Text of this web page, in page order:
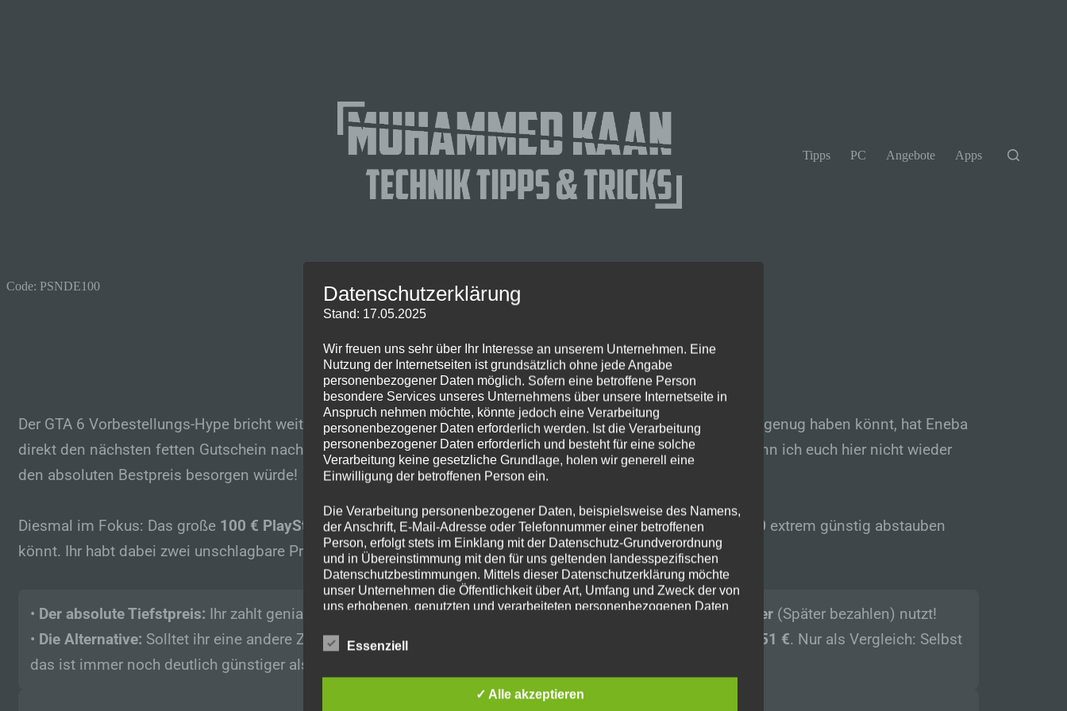
Tipps PC Angebote Apps
Code: PSNDE100
Der GTA 6 Vorbestellungs-Hype bricht weiterhin alle Rekorde! Und weil ihr euer PSN-Konto aktuell gar nicht voll genug haben könnt, hat Eneba
direkt den nächsten fetten Gutschein nachgelegt. Ihr kennt das Spiel: Ich wäre nicht euer Muhammed Kaan, wenn ich euch hier nicht wieder
den absoluten Bestpreis besorgen würde!
Diesmal im Fokus: Das große 100 € PlayStation Guthaben, das ihr mit dem brandneuen RabattcodePSNDE100 extrem günstig abstauben
könnt. Ihr habt dabei zwei unschlagbare Preis-Optionen an der Kasse:
• Der absolute Tiefstpreis: Ihr zahlt geniale 80,23 €für die 100 € Karte, wenn ihr an der KassePayPal Pay Later (Später bezahlen) nutzt!
• Die Alternative: Solltet ihr eine andere Zahlungsmethode wählen, landet ihr bei ebenfalls extrem starken 81,51 €. Nur als Vergleich: Selbst
das ist immer noch deutlich günstiger als bei allen anderen Guthaben-Anbietern im Netz!
Datenschutzerklärung
Stand: 17.05.2025
Wir freuen uns sehr über Ihr Interesse an unserem Unternehmen. Eine
Nutzung der Internetseiten ist grundsätzlich ohne jede Angabe
personenbezogener Daten möglich. Sofern eine betroffene Person
besondere Services unseres Unternehmens über unsere Internetseite in
Anspruch nehmen möchte, könnte jedoch eine Verarbeitung
personenbezogener Daten erforderlich werden. Ist die Verarbeitung
personenbezogener Daten erforderlich und besteht für eine solche
Verarbeitung keine gesetzliche Grundlage, holen wir generell eine
Einwilligung der betroffenen Person ein.
Die Verarbeitung personenbezogener Daten, beispielsweise des Namens,
der Anschrift, E-Mail-Adresse oder Telefonnummer einer betroffenen
Person, erfolgt stets im Einklang mit der Datenschutz-Grundverordnung
und in Übereinstimmung mit den für uns geltenden landesspezifischen
Datenschutzbestimmungen. Mittels dieser Datenschutzerklärung möchte
unser Unternehmen die Öffentlichkeit über Art, Umfang und Zweck der von
uns erhobenen, genutzten und verarbeiteten personenbezogenen Daten
Datenschutzerklärung über die ihnen zustehenden Rechte aufgeklärt.
und organisatorische Maßnahmen umgesetzt, um einen möglichst
lückenlosen Schutz der über diese Internetseite verarbeiteten
Essenziell
✓ Alle akzeptieren